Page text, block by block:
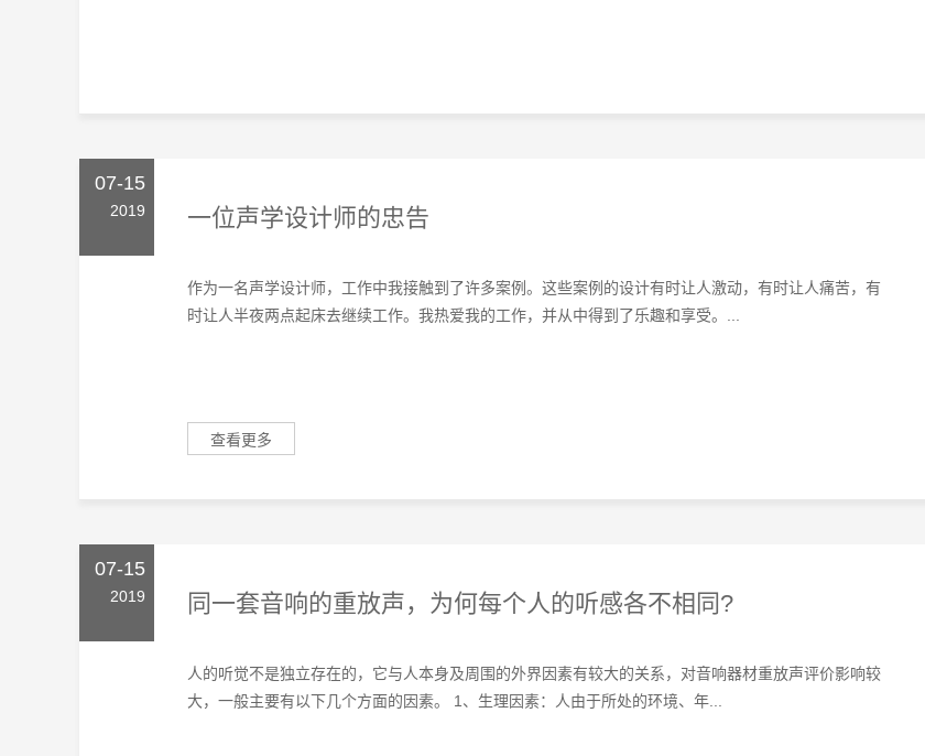
07-15
2019 一位声学设计师的忠告
作为一名声学设计师，工作中我接触到了许多案例。这些案例的设计有时让人激动，有时让人痛苦，有
时让人半夜两点起床去继续工作。我热爱我的工作，并从中得到了乐趣和享受。...
查看更多
07-15
2019 同一套音响的重放声，为何每个人的听感各不相同?
人的听觉不是独立存在的，它与人本身及周围的外界因素有较大的关系，对音响器材重放声评价影响较
大，一般主要有以下几个方面的因素。 1、生理因素：人由于所处的环境、年...